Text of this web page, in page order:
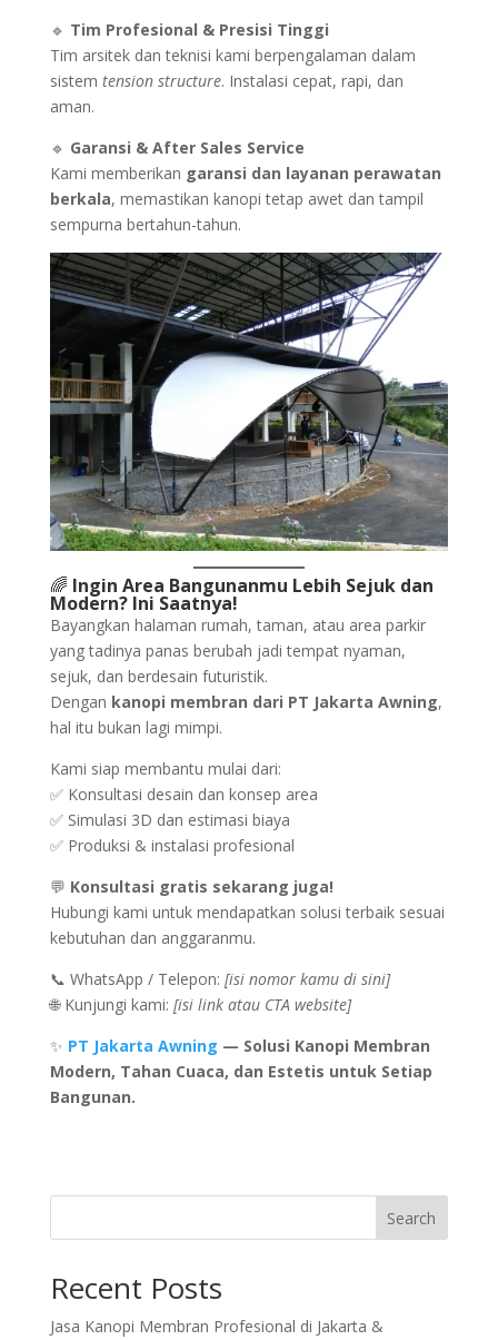
🔹 Tim Profesional & Presisi Tinggi
Tim arsitek dan teknisi kami berpengalaman dalam
sistem tension structure. Instalasi cepat, rapi, dan
aman.
🔹 Garansi & After Sales Service
Kami memberikan garansi dan layanan perawatan
berkala, memastikan kanopi tetap awet dan tampil
sempurna bertahun-tahun.
🌈 Ingin Area Bangunanmu Lebih Sejuk dan
Modern? Ini Saatnya!
Bayangkan halaman rumah, taman, atau area parkir
yang tadinya panas berubah jadi tempat nyaman,
sejuk, dan berdesain futuristik.
Dengan kanopi membran dari PT Jakarta Awning,
hal itu bukan lagi mimpi.
Kami siap membantu mulai dari:
✅ Konsultasi desain dan konsep area
✅ Simulasi 3D dan estimasi biaya
✅ Produksi & instalasi profesional
💬 Konsultasi gratis sekarang juga!
Hubungi kami untuk mendapatkan solusi terbaik sesuai
kebutuhan dan anggaranmu.
📞 WhatsApp / Telepon: [isi nomor kamu di sini]
🌐 Kunjungi kami: [isi link atau CTA website]
✨ PT Jakarta Awning — Solusi Kanopi Membran
Modern, Tahan Cuaca, dan Estetis untuk Setiap
Bangunan.
Search
Recent Posts
Jasa Kanopi Membran Profesional di Jakarta &